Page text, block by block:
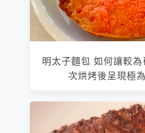
明太子麵包 如何讓較
次烘烤後呈現極